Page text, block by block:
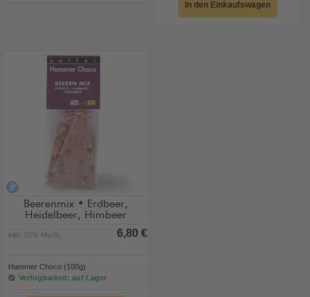
In den Einkaufswagen
alkoholfrei
Beerenmix • Erdbeer,
Heidelbeer, Himbeer
inkl. 10% MwSt. 6,80 €
Hammer Choco (100g)
Verfügbarkeit: auf Lager